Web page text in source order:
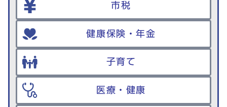
市税
健康保険・年金
子育て
医療・健康